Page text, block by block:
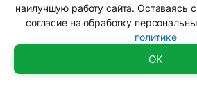
От 67 600 ₽
Смотреть тур
Смотреть тур
наилучшую работу сайта. Оставаясь
согласие на обработку
политике
OK